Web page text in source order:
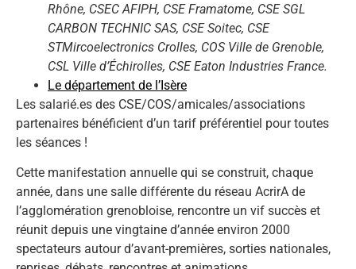
Rhône, CSEC AFIPH, CSE Framatome, CSE SGL
CARBON TECHNIC SAS, CSE Soitec, CSE
STMircoelectronics Crolles, COS Ville de Grenoble,
CSL Ville d’Échirolles, CSE Eaton Industries France.
Le département de l’Isère
Les salarié.es des CSE/COS/amicales/associations
partenaires bénéficient d’un tarif préférentiel pour toutes
les séances !
Cette manifestation annuelle qui se construit, chaque
année, dans une salle différente du réseau AcrirA de
l’agglomération grenobloise, rencontre un vif succès et
réunit depuis une vingtaine d’année environ 2000
spectateurs autour d’avant-premières, sorties nationales,